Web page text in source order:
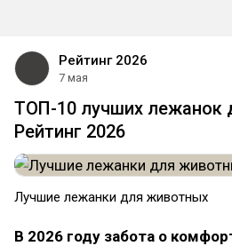
Рейтинг 2026
7 мая
ТОП-10 лучших лежанок
Рейтинг 2026
Лучшие лежанки для животных
В 2026 году забота о